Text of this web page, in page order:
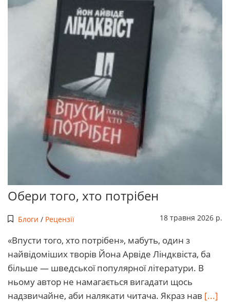
Обери того, хто потрібен
Блоги / Рецензії 18 травня 2026 р.
«Впусти того, хто потрібен», мабуть, один з
найвідоміших творів Йона Арвіде Ліндквіста, ба
більше — шведської популярної літератури. В
ньому автор не намагається вигадати щось
надзвичайне, аби налякати читача. Якраз нав [...]